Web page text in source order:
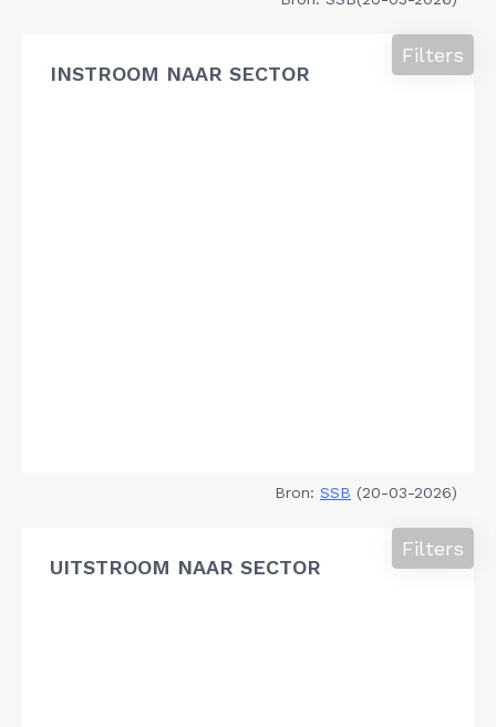
INSTROOM NAAR SECTOR
Filters
Bron: SSB (20-03-2026)
UITSTROOM NAAR SECTOR
Filters